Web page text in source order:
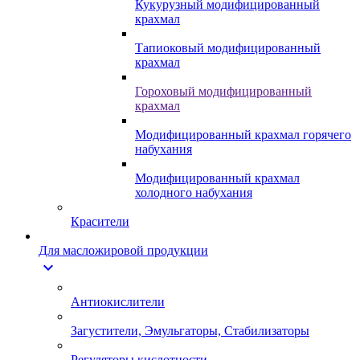
Кукурузный модифицированный
крахмал
Тапиоковый модифицированный
крахмал
Гороховый модифицированный
крахмал
Модифицированный крахмал горячего
набухания
Модифицированный крахмал
холодного набухания
Красители
Для масложировой продукции
expand_more
Антиокислители
Загустители, Эмульгаторы, Стабилизаторы